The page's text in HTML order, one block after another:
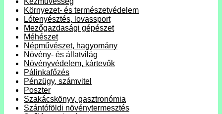
Környezet- és természetvédelem
Lótenyésztés, lovassport
Mezőgazdasági gépészet
Méhészet
Népművészet, hagyomány
Növény- és állatvilág
Növényvédelem, kártevők
Pálinkafőzés
Pénzügy, számvitel
Poszter
Szakácskönyv, gasztronómia
Szántóföldi növénytermesztés